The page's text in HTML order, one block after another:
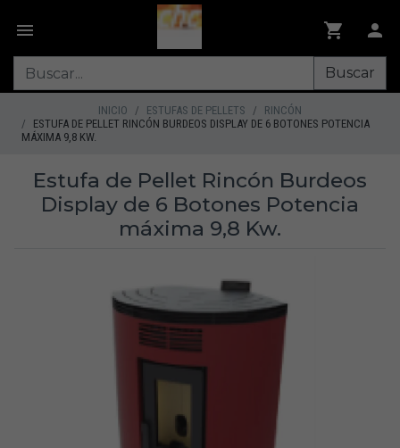
Buscar
INICIO ESTUFAS DE PELLETS
RINCÓN
ESTUFA DE PELLET RINCÓN BURDEOS DISPLAY DE 6 BOTONES POTENCIA
MÁXIMA 9,8 KW.
Estufa de Pellet Rincón Burdeos
Display de 6 Botones Potencia
máxima 9,8 Kw.